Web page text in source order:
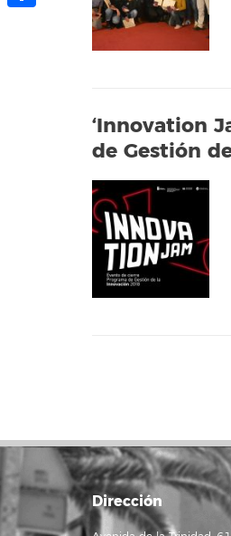
‘Innovation
de Gestión
Dirección